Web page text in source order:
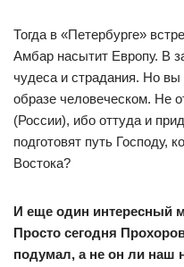
Тогда в «Петербурге»
Амбар насытит Европу. В
чудеса и страдания. Но вы
образе человеческом. Не
(России), ибо оттуда и
подготовят путь Господу,
Востока?
И еще один интересный
Просто сегодня
подумал, а не он ли наш